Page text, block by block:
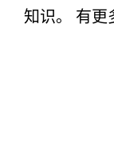
知识。 有更